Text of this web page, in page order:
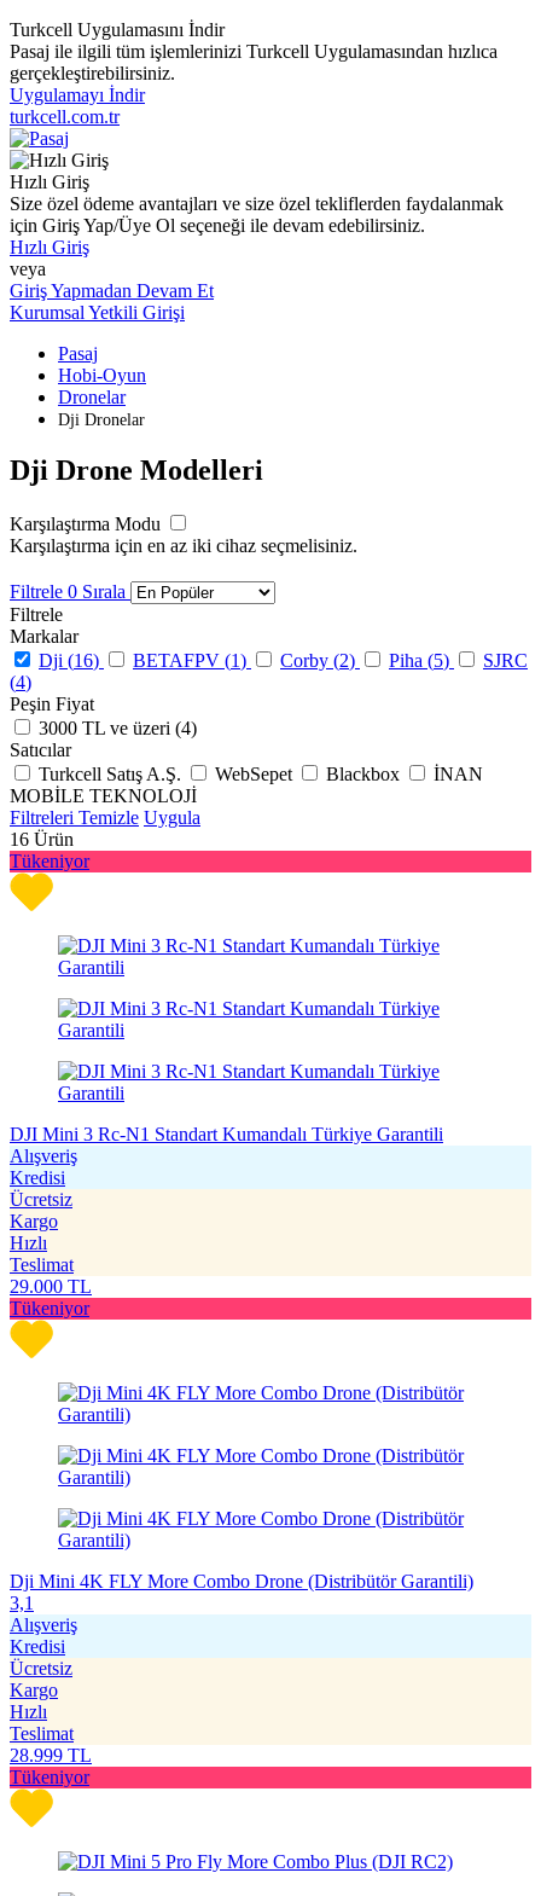
Turkcell Uygulamasını İndir
Pasaj ile ilgili tüm işlemlerinizi Turkcell Uygulamasından hızlıca
gerçekleştirebilirsiniz.
Uygulamayı İndir
turkcell.com.tr
Hızlı Giriş
Size özel ödeme avantajları ve size özel tekliflerden faydalanmak
için Giriş Yap/Üye Ol seçeneği ile devam edebilirsiniz.
Hızlı Giriş
veya
Giriş Yapmadan Devam Et
Kurumsal Yetkili Girişi
Pasaj
Hobi-Oyun
Dronelar
Dji Dronelar
Dji Drone Modelleri
Karşılaştırma Modu
Karşılaştırma için en az iki cihaz seçmelisiniz.
Filtrele 0 Sırala
Filtrele
Markalar
Dji (16) BETAFPV (1) Corby (2) Piha (5)
SJRC
(4)
Peşin Fiyat
3000 TL ve üzeri (4)
Satıcılar
Turkcell Satış A.Ş.
WebSepet Blackbox
İNAN
MOBİLE TEKNOLOJİ
Filtreleri Temizle Uygula
16 Ürün
Tükeniyor
DJI Mini 3 Rc-N1 Standart Kumandalı Türkiye Garantili
Alışveriş
Kredisi
Ücretsiz
Kargo
Hızlı
Teslimat
29.000 TL
Tükeniyor
Dji Mini 4K FLY More Combo Drone (Distribütör Garantili)
3,1
Alışveriş
Kredisi
Ücretsiz
Kargo
Hızlı
Teslimat
28.999 TL
Tükeniyor